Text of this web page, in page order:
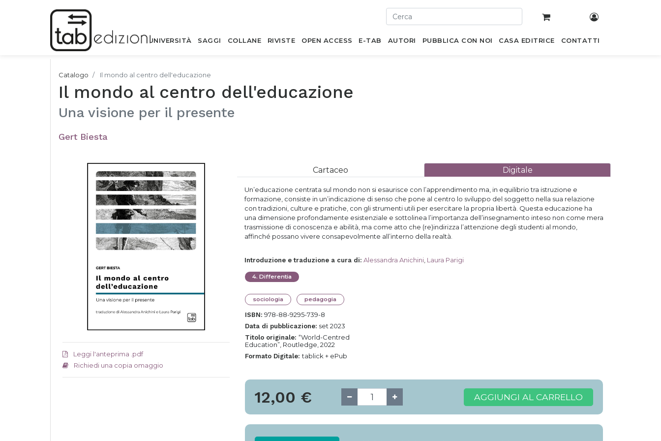
UNIVERSITÀ SAGGI COLLANE RIVISTE OPEN ACCESS E-TAB AUTORI PUBBLICA CON NOI CASA EDITRICE CONTATTI
Catalogo Il mondo al centro dell'educazione
Il mondo al centro dell'educazione
Una visione per il presente
Gert Biesta
Leggi l'anteprima .pdf
Richiedi una copia omaggio
Cartaceo Digitale
Un’educazione centrata sul mondo non si esaurisce con l’apprendimento ma, in equilibrio tra istruzione e
formazione, consiste in un’indicazione di senso che pone al centro lo sviluppo del soggetto nella sua relazione
con tradizioni, culture e pratiche, con gli strumenti utili per esercitare la propria libertà. Questa educazione ha
una dimensione profondamente esistenziale e sottolinea l’importanza dell’insegnamento inteso non come mera
trasmissione di conoscenza e abilità, ma come atto che (re)indirizza l’attenzione degli studenti al mondo,
affinché possano vivere consapevolmente all’interno della realtà.
Introduzione e traduzione a cura di: Alessandra Anichini Laura Parigi
4. Differentia
sociologia pedagogia
ISBN: 978-88-9295-739-8
Data di pubblicazione: set 2023
Titolo originale: “World-Centred
Education”, Routledge, 2022
Formato Digitale:tablick + ePub
12,00 € AGGIUNGI AL CARRELLO